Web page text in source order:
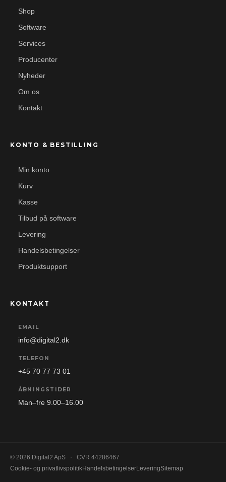
Shop
Software
Services
Producenter
Nyheder
Om os
Kontakt
KONTO & BESTILLING
Min konto
Kurv
Kasse
Tilbud på software
Levering
Handelsbetingelser
Produktsupport
KONTAKT
EMAIL
info@digital2.dk
TELEFON
+45 70 77 73 01
ÅBNINGSTIDER
Man–fre 9.00–16.00
© 2026 Digital2 ApS ·
CVR 44286467
Cookie- og privatlivspolitikHandelsbetingelserLeveringSitemap